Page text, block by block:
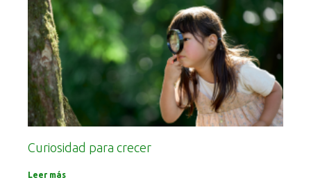
Curiosidad para crecer
Leer más